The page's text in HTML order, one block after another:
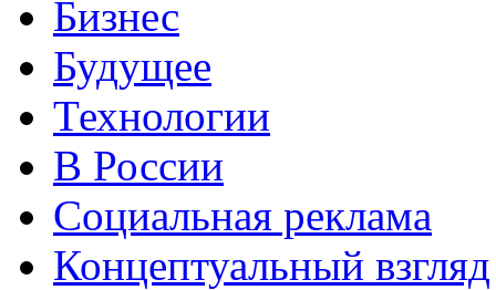
Бизнес
Будущее
Технологии
В России
Социальная реклама
Концептуальный взгляд